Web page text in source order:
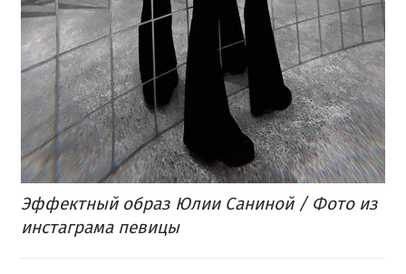
Эффектный образ Юлии Саниной / Фото из
инстаграма певицы